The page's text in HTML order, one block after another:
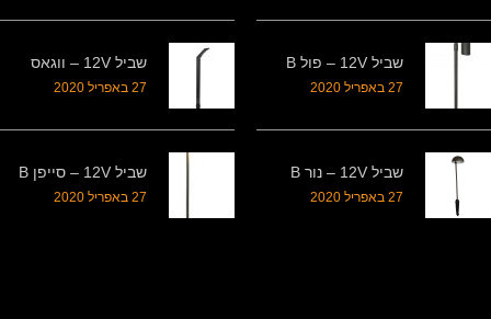
שביל 12V – פול B
27 באפריל 2020
שביל 12V – ווגאס
27 באפריל 2020
שביל 12V – נור B
27 באפריל 2020
שביל 12V – סייפן B
27 באפריל 2020